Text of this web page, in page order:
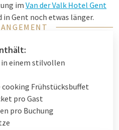
im Van der Valk Hotel Gent
in Gent noch etwas länger.
einzigartigen Ort aus
unter dem Sternenhimmel,
Panoramablick über
ein Ausflug mit Freunden
Moment – das
Gelegenheit für
in einem stilvollen
Frühstücksbuffet
pro Gast
pro Buchung